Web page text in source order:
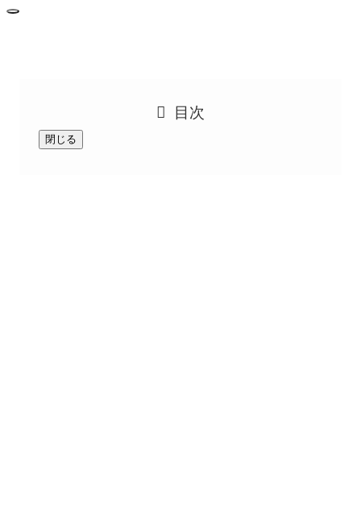
目次
閉じる